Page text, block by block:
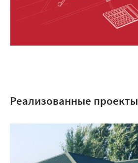
Реализованные проекты